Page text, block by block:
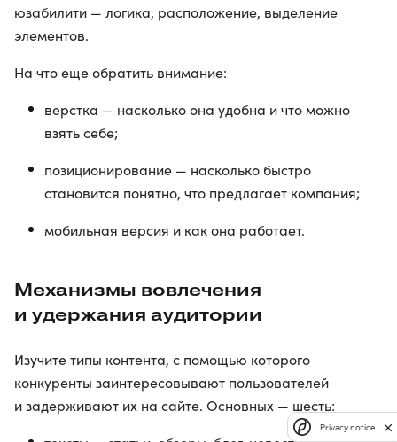
юзабилити — логика, расположение, выделение
элементов.
На что еще обратить внимание:
верстка — насколько она удобна и что можно
взять себе;
позиционирование — насколько быстро
становится понятно, что предлагает компания;
мобильная версия и как она работает.
Механизмы вовлечения
и удержания аудитории
Изучите типы контента, с помощью которого
конкуренты заинтересовывают пользователей
и задерживают их на сайте. Основных — шесть:
Privacy notice